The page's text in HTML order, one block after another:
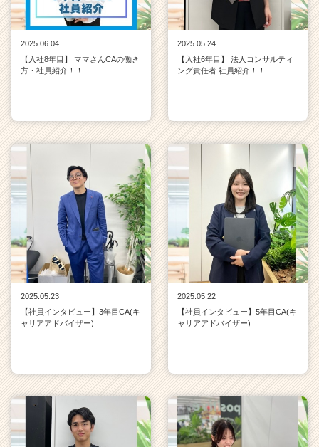
2025.06.04
【入社8年目】 ママさんCAの働き
方・社員紹介！！
2025.05.24
【入社6年目】 法人コンサルティ
ング責任者 社員紹介！！
2025.05.23
【社員インタビュー】3年目CA(キ
ャリアアドバイザー)
2025.05.22
【社員インタビュー】5年目CA(キ
ャリアアドバイザー)